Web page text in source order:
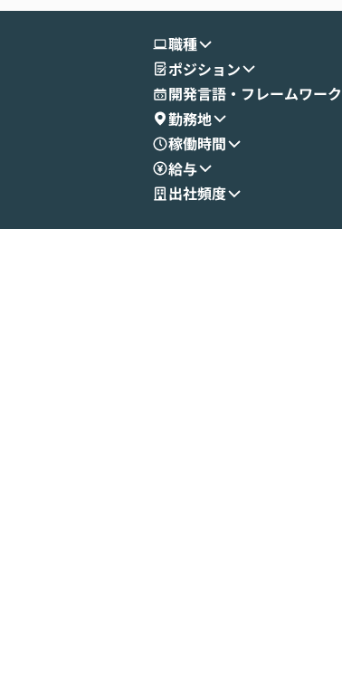
職種
ポジション
開発言語・フレームワーク
勤務地
稼働時間
給与
出社頻度